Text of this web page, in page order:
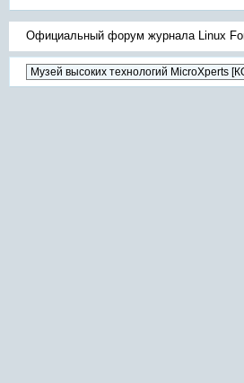
Официальный форум журнала Linux